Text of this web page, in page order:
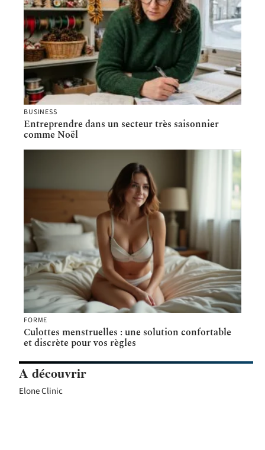
BUSINESS
Entreprendre dans un secteur très saisonnier
comme Noël
FORME
Culottes menstruelles : une solution confortable
et discrète pour vos règles
A découvrir
Elone Clinic